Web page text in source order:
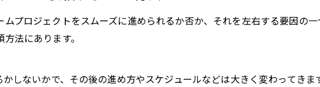
プロジェクトをスムーズに進められるか否か、それを左右する要因の一
法にあります。
しないかで、その後の進め方やスケジュールなどは大きく変わってきま